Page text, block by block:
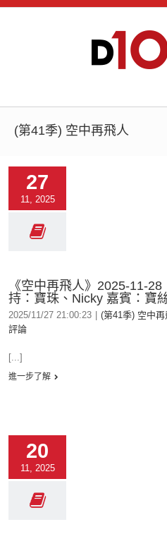
(第41季) 空中再飛人
27
11, 2025
《空中再飛人》2025-11-
持：寶珠、Nicky 嘉賓：寶
2025/11/27 21:00:23 (第41季) 空中再
評論
[...]
進一步了解
20
11, 2025